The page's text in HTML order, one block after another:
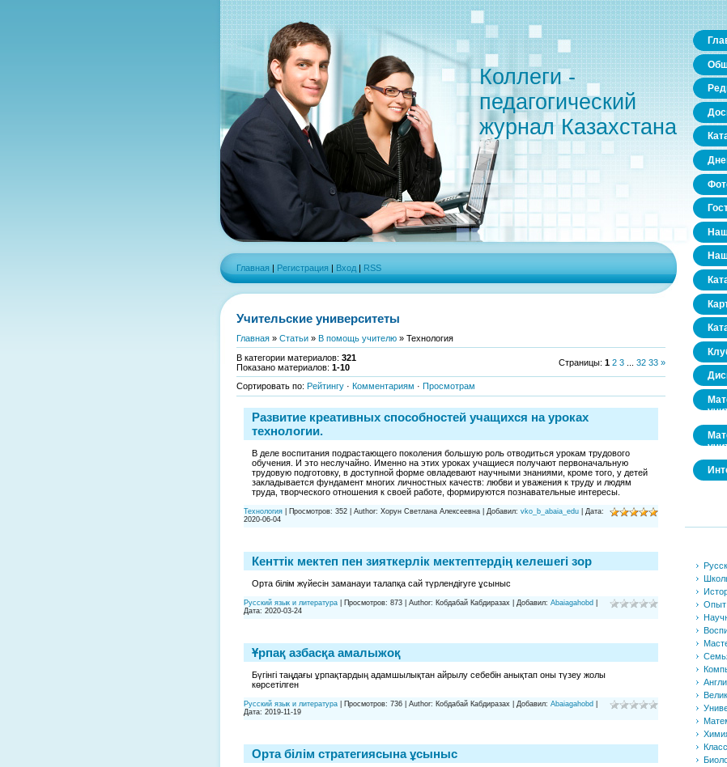
Коллеги -
педагогический
журнал Казахстана
Главная | Регистрация | Вход | RSS
Учительские университеты
Главная » Статьи » В помощь учителю » Технология
В категории материалов: 321
Показано материалов: 1-10 Страницы: 1 2 3 32 33 »
Сортировать по: Рейтингу · Комментариям · Просмотрам
Развитие креативных способностей учащихся на уроках
технологии.
В деле воспитания подрастающего поколения большую роль отводиться урокам трудового
обучения. И это неслучайно. Именно на этих уроках учащиеся получают первоначальную
трудовую подготовку, в доступной форме овладевают научными знаниями, кроме того, у детей
закладывается фундамент многих личностных качеств: любви и уважения к труду и людям
труда, творческого отношения к своей работе, формируются познавательные интересы.
Технология Просмотров: 352 Author: Хорун Светлана Алексеевна Добавил: vko_b_abaia_edu
Дата:
2020-06-04
Кенттік мектеп пен зияткерлік мектептердің келешегі зор
Орта білім жүйесін заманауи талапқа сай түрлендігуге ұсыныс
Русский язык и литература Просмотров: 873 Author: Кобдабай Кабдиразах Добавил: Abaiagahobd
Дата: 2020-03-24
Ұрпақ азбасқа амалыжоқ
Бүгінгі таңдағы ұрпақтардың адамшылықтан айрылу себебін анықтап оны түзеу жолы
көрсетілген
Русский язык и литература Просмотров: 736 Author: Кобдабай Кабдиразах Добавил: Abaiagahobd
Дата: 2019-11-19
Орта білім стратегиясына ұсыныс
Опыт